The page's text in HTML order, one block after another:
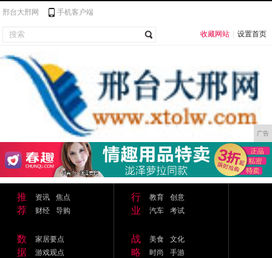
邢台大邢网 手机客户端
收藏网站 设置首页
广告
推
荐
资讯
焦点
财经
导购
行
业
教育
创意
汽车
考试
数
据
家居要点
游戏观点
战
略
美食
文化
时尚
手游